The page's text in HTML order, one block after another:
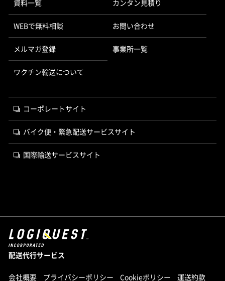
資料一覧 カンタン見積り
WEBで無料相談 お問い合わせ
メルマガ登録 事業所一覧
ワクチン輸送について
コーポレートサイト
バイク便・緊急配送サービスサイト
国際輸送サービスサイト
配送代行サービス
会社概要 プライバシーポリシー Cookieポリシー 運送約款